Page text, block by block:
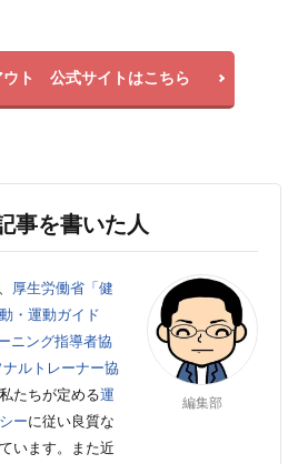
ウト 公式サイトはこちら
事を書いた人
編集部
厚生労働省「健
・運動ガイド
ニング指導者協
ルトレーナー協
たちが定める運
ーに従い良質な
います。また近